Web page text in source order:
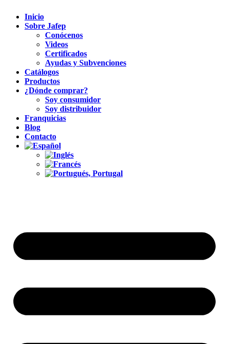
Inicio
Sobre Jafep
Conócenos
Videos
Certificados
Ayudas y Subvenciones
Catálogos
Productos
¿Dónde comprar?
Soy consumidor
Soy distribuidor
Franquicias
Blog
Contacto